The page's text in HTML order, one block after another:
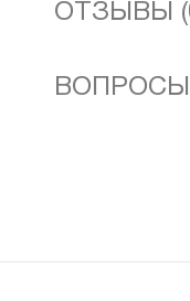
ОТЗЫВЫ
ВОПРОСЫ